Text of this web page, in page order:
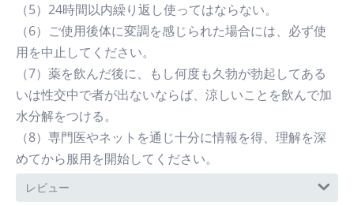
（5）24時間以内繰り返し使ってはならない。
（6）ご使用後体に変調を感じられた場合には、必ず使
用を中止してください。
（7）薬を飲んだ後に、もし何度も久勃が勃起してある
いは性交中で者が出ないならば、涼しいことを飲んで加
水分解をつける。
（8）専門医やネットを通じ十分に情報を得、理解を深
めてから服用を開始してください。
レビュー